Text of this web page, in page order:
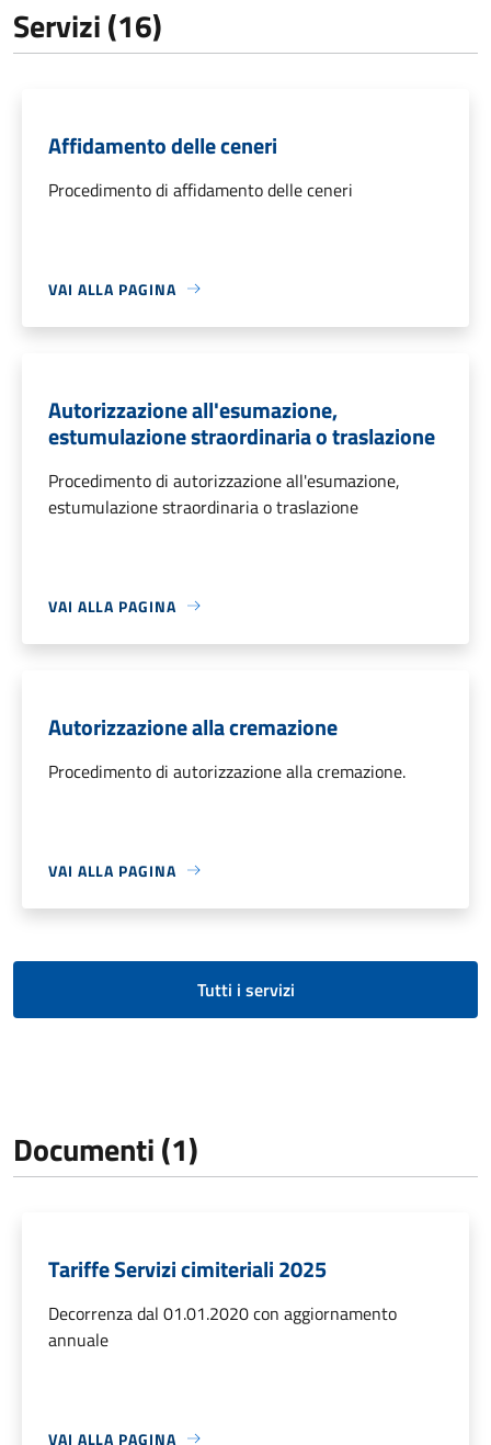
Servizi (16)
Affidamento delle ceneri
Procedimento di affidamento delle ceneri
VAI ALLA PAGINA
Autorizzazione all'esumazione,
estumulazione straordinaria o traslazione
Procedimento di autorizzazione all'esumazione,
estumulazione straordinaria o traslazione
VAI ALLA PAGINA
Autorizzazione alla cremazione
Procedimento di autorizzazione alla cremazione.
VAI ALLA PAGINA
Tutti i servizi
Documenti (1)
Tariffe Servizi cimiteriali 2025
Decorrenza dal 01.01.2020 con aggiornamento
annuale
VAI ALLA PAGINA